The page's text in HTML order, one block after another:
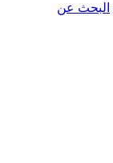
البحث عن